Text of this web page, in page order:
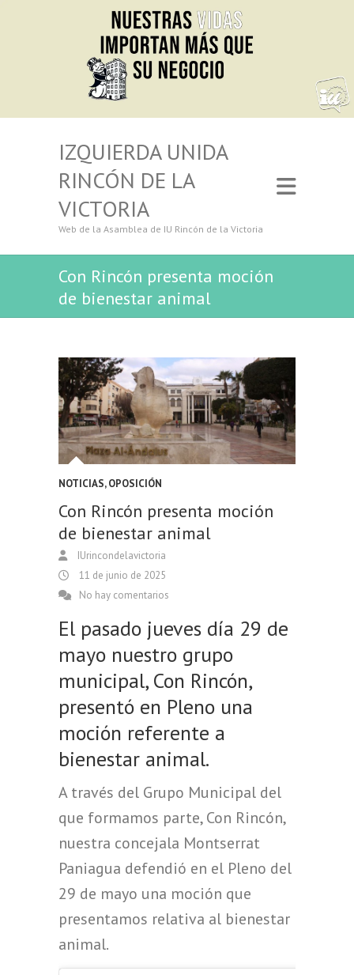
IZQUIERDA UNIDA
RINCÓN DE LA
VICTORIA
Web de la Asamblea de IU Rincón de la Victoria
Con Rincón presenta moción
de bienestar animal
NOTICIAS,OPOSICIÓN
Con Rincón presenta moción
de bienestar animal
IUrincondelavictoria
11 de junio de 2025
No hay comentarios
El pasado jueves día 29 de
mayo nuestro grupo
municipal, Con Rincón,
presentó en Pleno una
moción referente a
bienestar animal.
A través del Grupo Municipal del
que formamos parte, Con Rincón,
nuestra concejala Montserrat
Paniagua defendió en el Pleno del
29 de mayo una moción que
presentamos relativa al bienestar
animal.